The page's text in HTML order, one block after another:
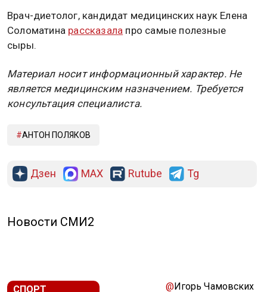
Врач-диетолог, кандидат медицинских наук Елена
Соломатина рассказала про самые полезные
сыры.
Материал носит информационный характер. Не
является медицинским назначением. Требуется
консультация специалиста.
АНТОН ПОЛЯКОВ
Дзен MAX Rutube Tg
Новости СМИ2
СПОРТ @Игорь Чамовских